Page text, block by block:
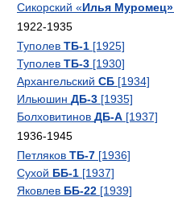
Сикорский «Илья Муромец»
1922-1935
Туполев ТБ-1 [1925]
Туполев ТБ-3 [1930]
Архангельский СБ [1934]
Ильюшин ДБ-3 [1935]
Болховитинов ДБ-А [1937]
1936-1945
Петляков ТБ-7 [1936]
Сухой ББ-1 [1937]
Яковлев ББ-22 [1939]